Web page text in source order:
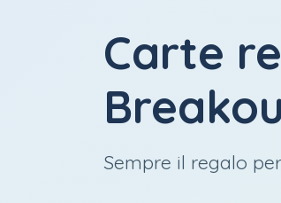
Carte
Sempre il regalo